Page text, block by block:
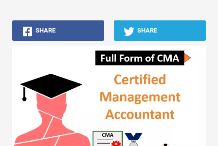
Excel, VBA & Power BI
Investment Banking Tutorials
Finanzkarriere-Leitfäden
Ressourcen für die Finanzzertifizierung
Tutorials zur Finanzmodellierung
SHARE SHARE